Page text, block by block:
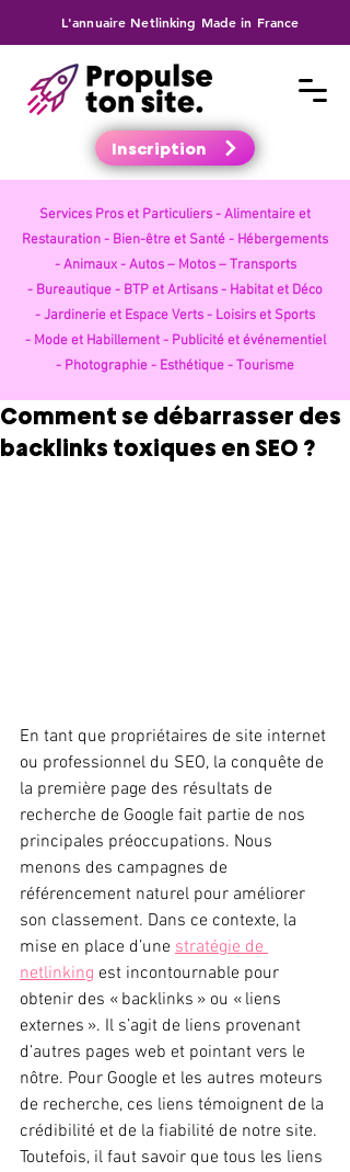
L'annuaire Netlinking Made in France
Inscription
Services Pros et Particuliers -Alimentaire et
Restauration - Bien-être et Santé - Hébergements
-Animaux -Autos – Motos – Transports
- Bureautique - BTP et Artisans - Habitat et Déco
-Jardinerie et Espace Verts - Loisirs et Sports
- Mode et Habillement - Publicité et événementiel
- Photographie - Esthétique -Tourisme
Comment se débarrasser des
backlinks toxiques en SEO ?
En tant que propriétaires de site internet
ou professionnel du SEO, la conquête de
la première page des résultats de
recherche de Google fait partie de nos
principales préoccupations. Nous
menons des campagnes de
référencement naturel pour améliorer
son classement. Dans ce contexte, la
mise en place d’une stratégie de
netlinking est incontournable pour
obtenir des « backlinks » ou « liens
externes ». Il s’agit de liens provenant
d’autres pages web et pointant vers le
nôtre. Pour Google et les autres moteurs
de recherche, ces liens témoignent de la
crédibilité et de la fiabilité de notre site.
Toutefois, il faut savoir que tous les liens